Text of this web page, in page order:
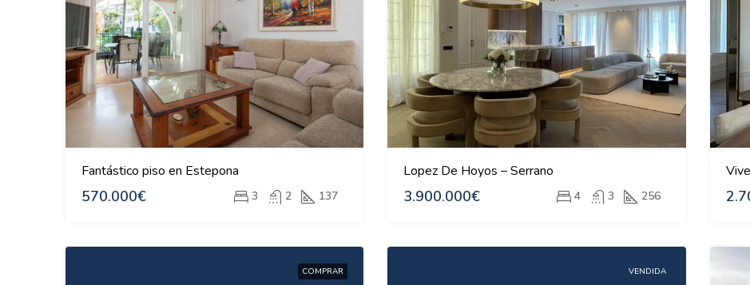
Fantástico piso en Estepona
570.000€ 3 2 137
Lopez De Hoyos – Serrano
3.900.000€ 4 3 256
COMPRAR VENDIDA